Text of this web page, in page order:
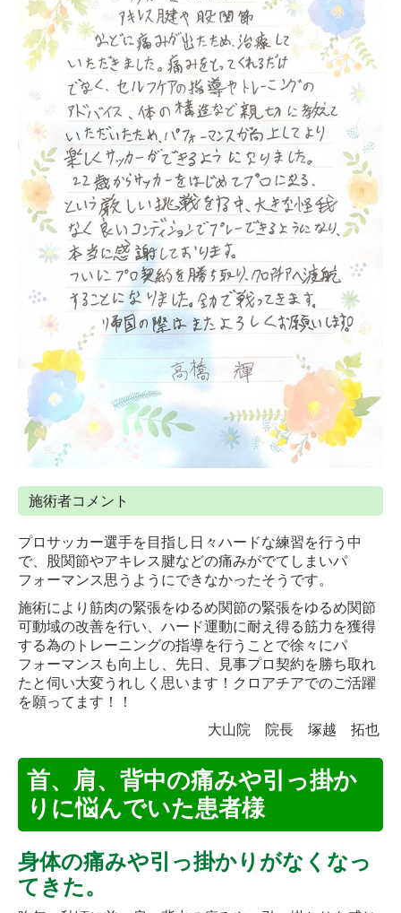
施術者コメント
プロサッカー選手を目指し日々ハードな練習を行う中
で、股関節やアキレス腱などの痛みがでてしまいパ
フォーマンス思うようにできなかったそうです。
施術により筋肉の緊張をゆるめ関節の緊張をゆるめ関節
可動域の改善を行い、ハード運動に耐え得る筋力を獲得
する為のトレーニングの指導を行うことで徐々にパ
フォーマンスも向上し、先日、見事プロ契約を勝ち取れ
たと伺い大変うれしく思います！クロアチアでのご活躍
を願ってます！！
大山院 院長 塚越 拓也
首、肩、背中の痛みや引っ掛か
りに悩んでいた患者様
身体の痛みや引っ掛かりがなくなっ
てきた。